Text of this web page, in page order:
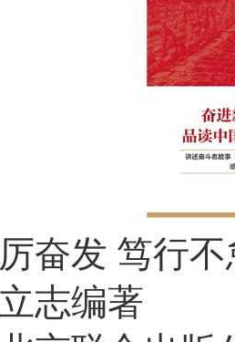
发 笃行不
志编著